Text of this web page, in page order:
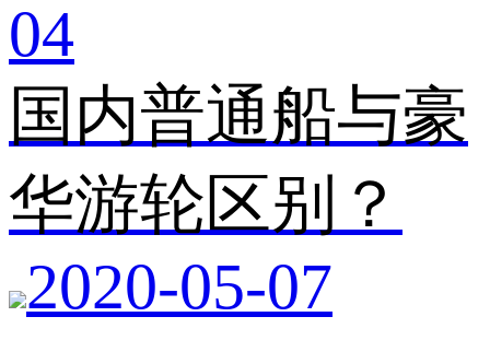
04
国内普通船与豪
华游轮区别？
2020-05-07